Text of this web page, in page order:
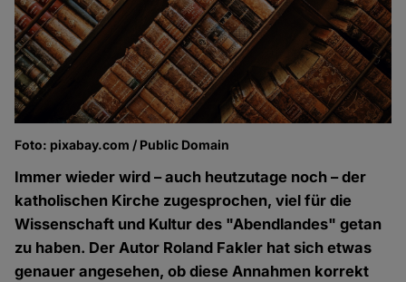
Foto: pixabay.com / Public Domain
Immer wieder wird – auch heutzutage noch – der
katholischen Kirche zugesprochen, viel für die
Wissenschaft und Kultur des "Abendlandes" getan
zu haben. Der Autor Roland Fakler hat sich etwas
genauer angesehen, ob diese Annahmen korrekt